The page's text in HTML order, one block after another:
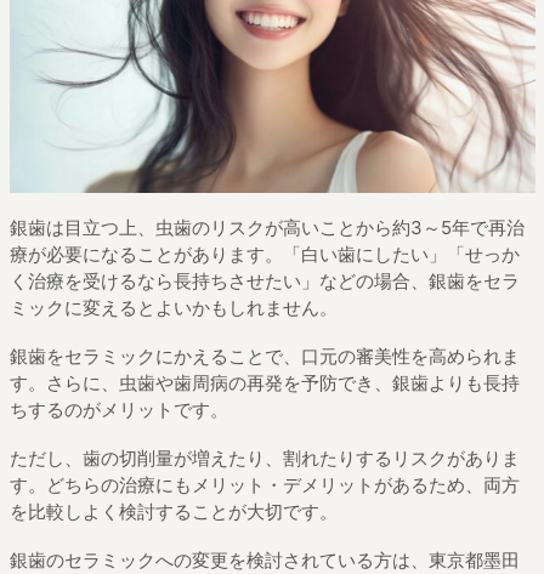
銀歯は目立つ上、虫歯のリスクが高いことから約3～5年で再治
療が必要になることがあります。「白い歯にしたい」「せっか
く治療を受けるなら長持ちさせたい」などの場合、銀歯をセラ
ミックに変えるとよいかもしれません。
銀歯をセラミックにかえることで、口元の審美性を高められま
す。さらに、虫歯や歯周病の再発を予防でき、銀歯よりも長持
ちするのがメリットです。
ただし、歯の切削量が増えたり、割れたりするリスクがありま
す。どちらの治療にもメリット・デメリットがあるため、両方
を比較しよく検討することが大切です。
銀歯のセラミックへの変更を検討されている方は、東京都墨田